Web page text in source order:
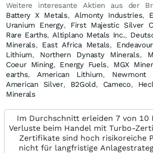
Weitere interesante Aktien aus der
Battery X Metals, Almonty Industries,
Uranium Energy, First Majestic Silver
Rare Earths,Altiplano Metals Inc.,
Minerals, East Africa Metals,
Lithium, Northern Dynasty Minerals,
Coeur Mining, Energy Fuels, MGX
earths,American Lithium, Newmont
American Silver, B2Gold, Cameco,
Minerals
Im Durchschnitt erleiden 7 von 10
Verluste beim Handel mit Turbo-
Zertifikate sind hoch risikoreiche
nicht für langfristige